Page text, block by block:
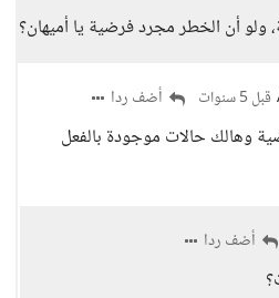
أن الخطر مجرد فرضية يا أميهان؟
قبل 5 سنوات أضف ردا
وهالك حالات موجودة بالفعل
أضف ردا